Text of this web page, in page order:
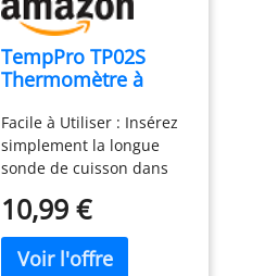
TempPro TP02S
Thermomètre à
thermomètre à
lecture instantanée
3s
Facile à Utiliser : Insérez
simplement la longue
sonde de cuisson dans
et obtenez une lecture
précise de la
température à chaque
10,99 €